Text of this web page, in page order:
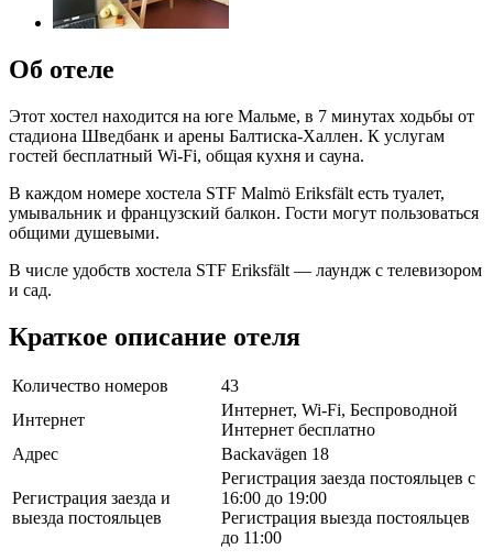
Об отеле
Этот хостел находится на юге Мальме, в 7 минутах ходьбы от
стадиона Шведбанк и арены Балтиска-Халлен. К услугам
гостей бесплатный Wi-Fi, общая кухня и сауна.
В каждом номере хостела STF Malmö Eriksfält есть туалет,
умывальник и французский балкон. Гости могут пользоваться
общими душевыми.
В числе удобств хостела STF Eriksfält — лаундж с телевизором
и сад.
Краткое описание отеля
Количество номеров
43
Интернет
Интернет, Wi-Fi, Беспроводной
Интернет бесплатно
Адрес
Backavägen 18
Регистрация заезда и
выезда постояльцев
Регистрация заезда постояльцев с
16:00 до 19:00
Регистрация выезда постояльцев
до 11:00